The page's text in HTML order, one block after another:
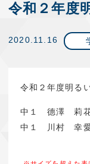
令和２年度
2020.11.16
令和２年度明る
中１ 德澤 莉
中１ 川村 幸愛